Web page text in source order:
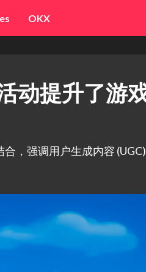
OKX
动提升了游
，强调用户生成内容